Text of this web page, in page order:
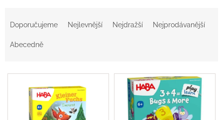
Velkoobchod
Léto
-
Hračky
p
Doporučujeme Nejlevnější Nejdražší Nejprodávanější
Abecedně
V